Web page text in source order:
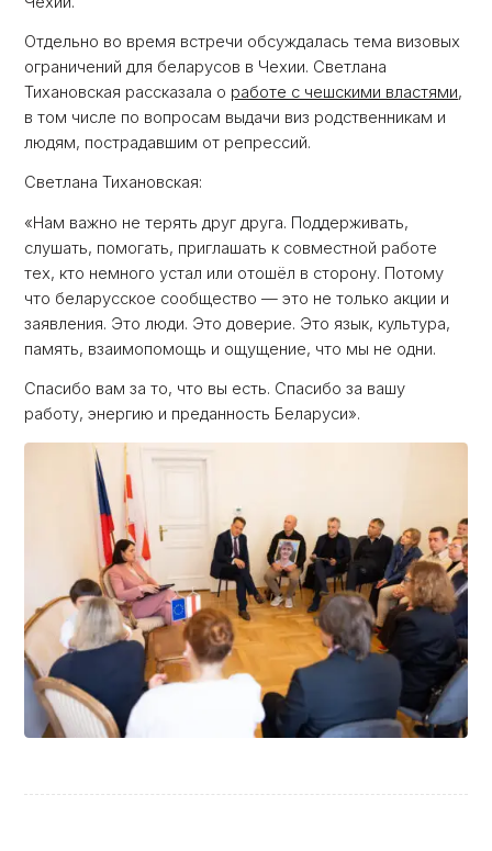
Отдельно во время встречи обсуждалась тема визовых
ограничений для беларусов в Чехии. Светлана
Тихановская рассказала о работе с чешскими властями,
в том числе по вопросам выдачи виз родственникам и
людям, пострадавшим от репрессий.
Светлана Тихановская:
«Нам важно не терять друг друга. Поддерживать,
слушать, помогать, приглашать к совместной работе
тех, кто немного устал или отошёл в сторону. Потому
что беларусское сообщество — это не только акции и
заявления. Это люди. Это доверие. Это язык, культура,
память, взаимопомощь и ощущение, что мы не одни.
Спасибо вам за то, что вы есть. Спасибо за вашу
работу, энергию и преданность Беларуси».